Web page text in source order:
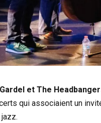
et The
qui associaient un